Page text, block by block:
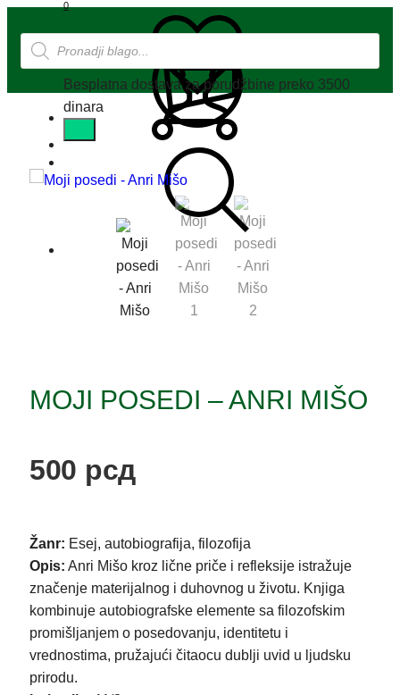
0
Besplatna dostava za porudžbine preko 3500
dinara
MOJI POSEDI – ANRI MIŠO
500 рсд
Žanr: Esej, autobiografija, filozofija
Opis: Anri Mišo kroz lične priče i refleksije istražuje
značenje materijalnog i duhovnog u životu. Knjiga
kombinuje autobiografske elemente sa filozofskim
promišljanjem o posedovanju, identitetu i
vrednostima, pružajući čitaocu dublji uvid u ljudsku
prirodu.